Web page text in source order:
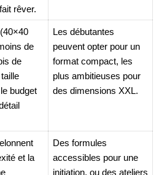
rêver.
de
de
budget
Les débutantes
peuvent opter pour un
format compact, les
plus ambitieuses pour
des dimensions XXL.
et la
Des formules
accessibles pour une
initiation, ou des ateliers